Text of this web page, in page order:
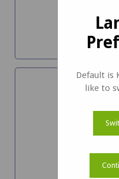
자
e-
AR0234
Default is
like to